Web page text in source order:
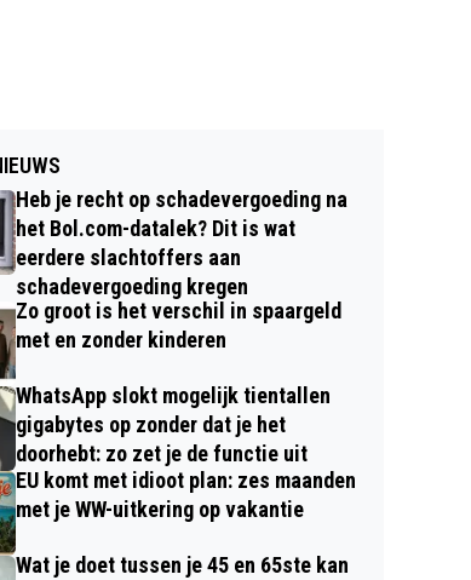
Heb je recht op schadevergoeding na
het Bol.com-datalek? Dit is wat
eerdere slachtoffers aan
schadevergoeding kregen
Zo groot is het verschil in spaargeld
met en zonder kinderen
WhatsApp slokt mogelijk tientallen
gigabytes op zonder dat je het
doorhebt: zo zet je de functie uit
EU komt met idioot plan: zes maanden
met je WW-uitkering op vakantie
Wat je doet tussen je 45 en 65ste kan